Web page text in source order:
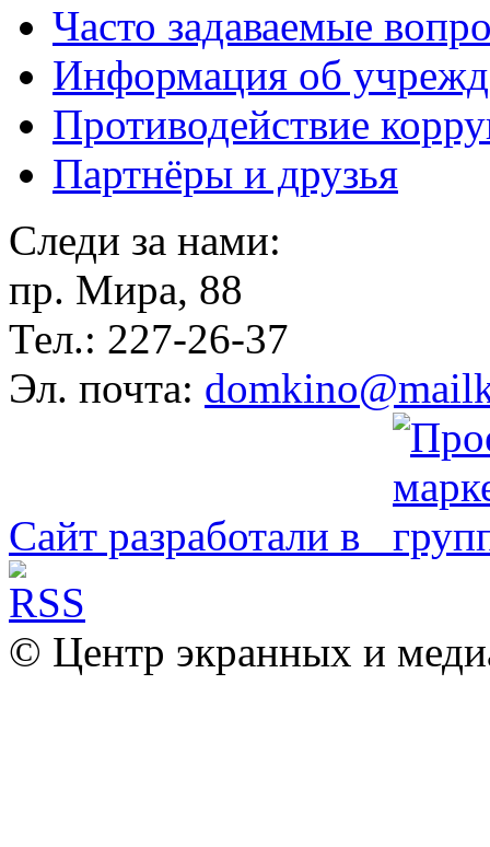
Часто задаваемые
Информация об
Противодействие
Партнёры и друзья
Следи за нами:
пр. Мира, 88
Тел.: 227-26-37
Эл. почта:
Сайт разработали в
© Центр экранных и